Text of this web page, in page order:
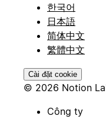
한국어
日本語
简体中文
繁體中文
Cài đặt cookie
© 2026 Notion
Công ty